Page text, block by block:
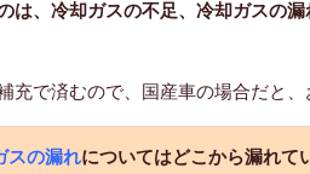
は、冷却ガスの不足、冷却ガスの
充で済むので、国産車の場合だと
スの漏れについてはどこから漏れて